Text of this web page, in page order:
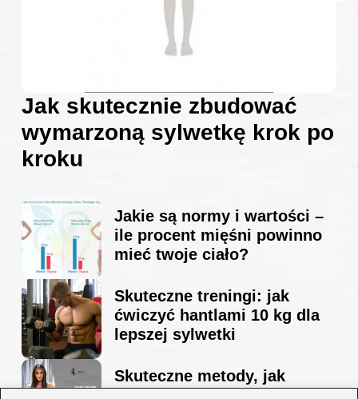
Jak skutecznie zbudować
wymarzoną sylwetkę krok po
kroku
Jakie są normy i wartości –
ile procent mięśni powinno
mieć twoje ciało?
Skuteczne treningi: jak
ćwiczyć hantlami 10 kg dla
lepszej sylwetki
Skuteczne metody, jak